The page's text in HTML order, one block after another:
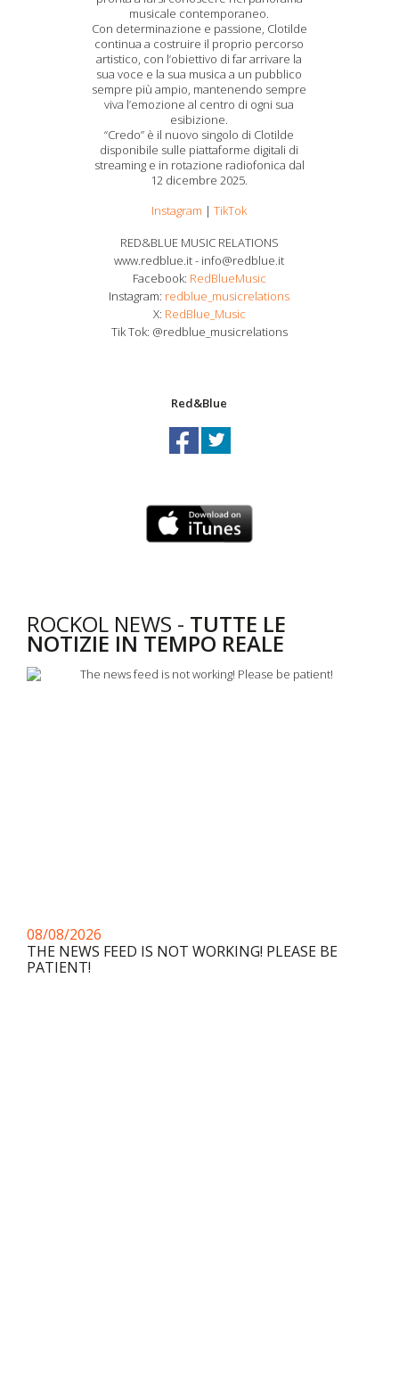
musicale contemporaneo.
Con determinazione e passione, Clotilde
continua a costruire il proprio percorso
artistico, con l’obiettivo di far arrivare la
sua voce e la sua musica a un pubblico
sempre più ampio, mantenendo sempre
viva l’emozione al centro di ogni sua
esibizione.
“Credo” è il nuovo singolo di Clotilde
disponibile sulle piattaforme digitali di
streaming e in rotazione radiofonica dal
12 dicembre 2025.
Instagram |TikTok
RED&BLUE MUSIC RELATIONS
www.redblue.it - info@redblue.it
Facebook: RedBlueMusic
Instagram: redblue_musicrelations
X: RedBlue_Music
Tik Tok: @redblue_musicrelations
Red&Blue
ROCKOL NEWS - TUTTE LE
NOTIZIE IN TEMPO REALE
08/08/2026
THE NEWS FEED IS NOT WORKING! PLEASE BE
PATIENT!